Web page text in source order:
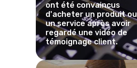
ont été convaincus
d'acheter un produit ou
un service après avoir
regardé une vidéo de
témoignage client.